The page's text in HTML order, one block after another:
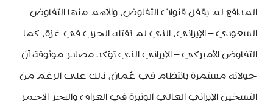
المدافع لم يقفل قنوات التفاوض، والأهم منها التفاوض
السعودي – الإيراني، الذي لم تقتله الحرب في غزة، كما
التفاوض الأميركي – الإيراني الذي تؤكد مصادر موثوقة أن
جولاته مستمرة بانتظام في عُمان، ذلك على الرغم من
التسخين الإيراني العالي الوتيرة في العراق والبحر الأحمر